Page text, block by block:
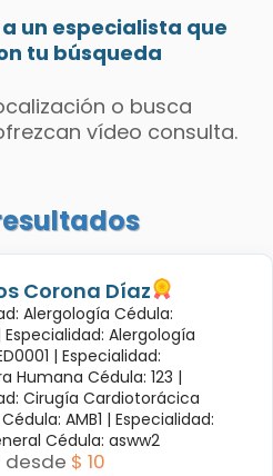
un especialista que
tu búsqueda
o busca
vídeo consulta.
Corona Díaz
Alergología Cédula:
Especialidad: Alergología
| Especialidad:
Humana Cédula: 123 |
Cirugía Cardiotorácica
AMB1 | Especialidad:
Cédula: asww2
desde $ 10